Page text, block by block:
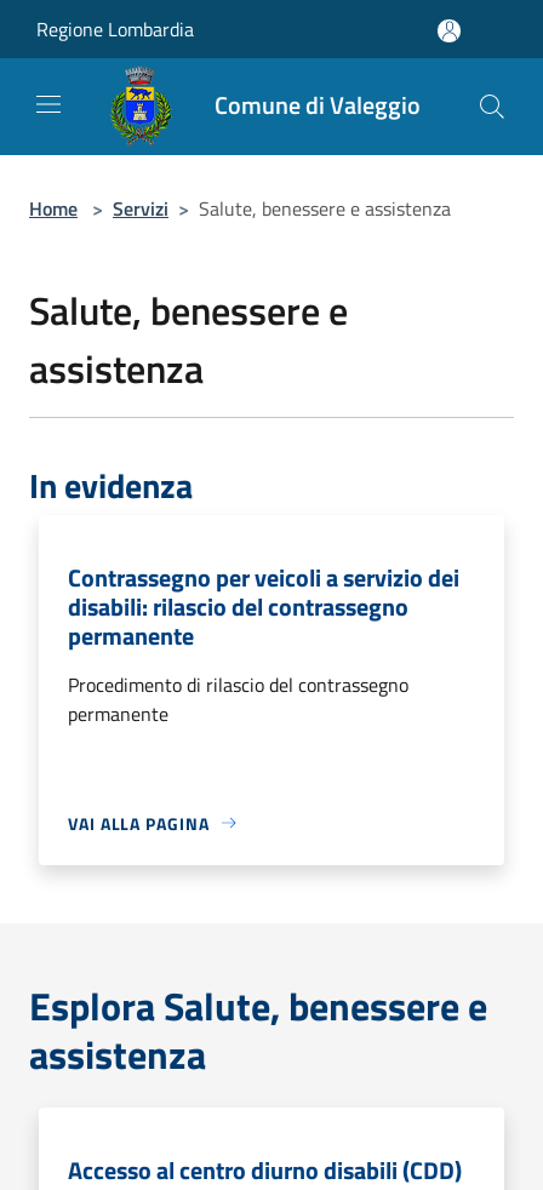
Regione Lombardia
Comune di Valeggio
Home > Servizi > Salute, benessere e assistenza
Salute, benessere e
assistenza
In evidenza
Contrassegno per veicoli a servizio dei
disabili: rilascio del contrassegno
permanente
Procedimento di rilascio del contrassegno
permanente
VAI ALLA PAGINA
Esplora Salute, benessere e
assistenza
Accesso al centro diurno disabili (CDD)